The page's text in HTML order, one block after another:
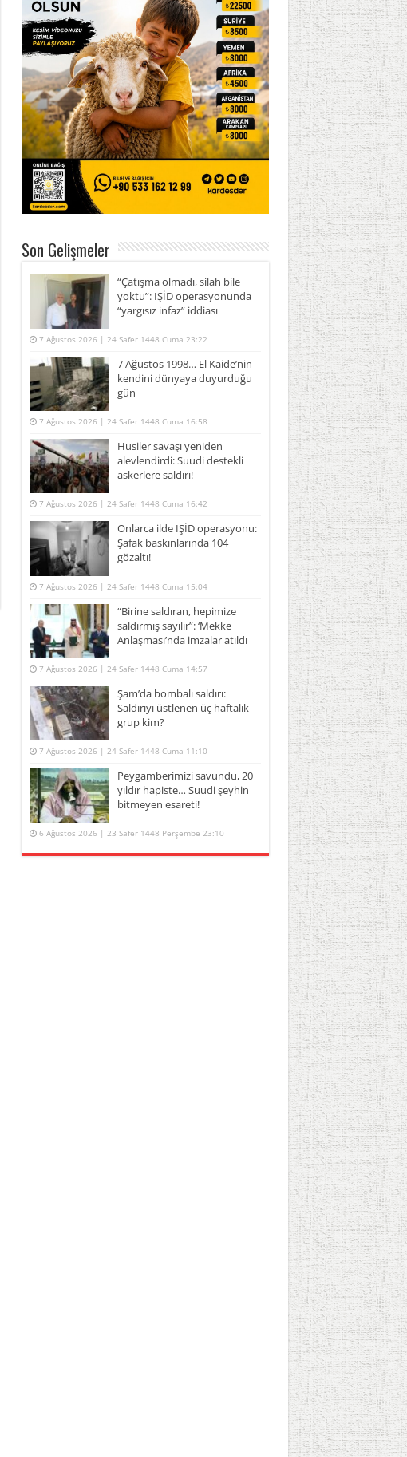
Son Gelişmeler
“Çatışma olmadı, silah bile
yoktu”: IŞİD operasyonunda
“yargısız infaz” iddiası
7 Ağustos 2026 | 24 Safer 1448 Cuma 23:22
7 Ağustos 1998… El Kaide’nin
kendini dünyaya duyurduğu
gün
7 Ağustos 2026 | 24 Safer 1448 Cuma 16:58
Husiler savaşı yeniden
alevlendirdi: Suudi destekli
askerlere saldırı!
7 Ağustos 2026 | 24 Safer 1448 Cuma 16:42
Onlarca ilde IŞİD operasyonu:
Şafak baskınlarında 104
gözaltı!
7 Ağustos 2026 | 24 Safer 1448 Cuma 15:04
“Birine saldıran, hepimize
saldırmış sayılır”: ‘Mekke
Anlaşması’nda imzalar atıldı
7 Ağustos 2026 | 24 Safer 1448 Cuma 14:57
Şam’da bombalı saldırı:
Saldırıyı üstlenen üç haftalık
grup kim?
7 Ağustos 2026 | 24 Safer 1448 Cuma 11:10
Peygamberimizi savundu, 20
yıldır hapiste… Suudi şeyhin
bitmeyen esareti!
6 Ağustos 2026 | 23 Safer 1448 Perşembe 23:10